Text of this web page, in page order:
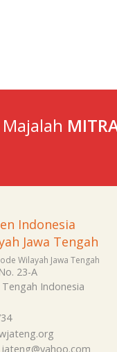
Indonesia
Jawa Tengah
Wilayah Jawa Tengah
23-A
Tengah Indonesia